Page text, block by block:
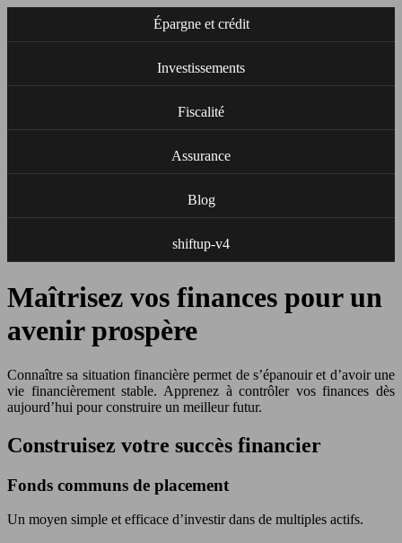
Épargne et crédit
Investissements
Fiscalité
Assurance
Blog
shiftup-v4
Maîtrisez vos finances pour un
avenir prospère
Connaître sa situation financière permet de s’épanouir et d’avoir une
vie financièrement stable. Apprenez à contrôler vos finances dès
aujourd’hui pour construire un meilleur futur.
Construisez votre succès financier
Fonds communs de placement
Un moyen simple et efficace d’investir dans de multiples actifs.